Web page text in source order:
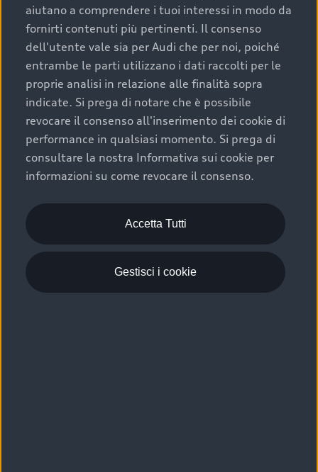
condizioni della carrozzeria e degli interni: una
buona conservazione evidenzia cura e attenzione del
precedente proprietario;
efficienza meccanica: motore, trasmissione e
componenti principali in ottimo stato garantiscono
prestazioni affidabili e sicure.
Acquistare un’auto usata in una Concessionaria ufficiale
Audi che offre l’usato garantito tramite Audi Prima
Scelta :plus, significa affidarsi ad un prodotto che viene
sottoposto a 110 controlli approfonditi e coperto da
garanzia fino a 4 anni per una maggiore tutela del tuo
acquisto.
aiutano a comprendere i tuoi interessi in modo da
fornirti contenuti più pertinenti. Il consenso
dell'utente vale sia per Audi che per noi, poiché
entrambe le parti utilizzano i dati raccolti per le
proprie analisi in relazione alle finalità sopra
indicate. Si prega di notare che è possibile
revocare il consenso all'inserimento dei cookie di
performance in qualsiasi momento. Si prega di
consultare la nostra Informativa sui cookie per
informazioni su come revocare il consenso.
Accetta Tutti
Gestisci i cookie